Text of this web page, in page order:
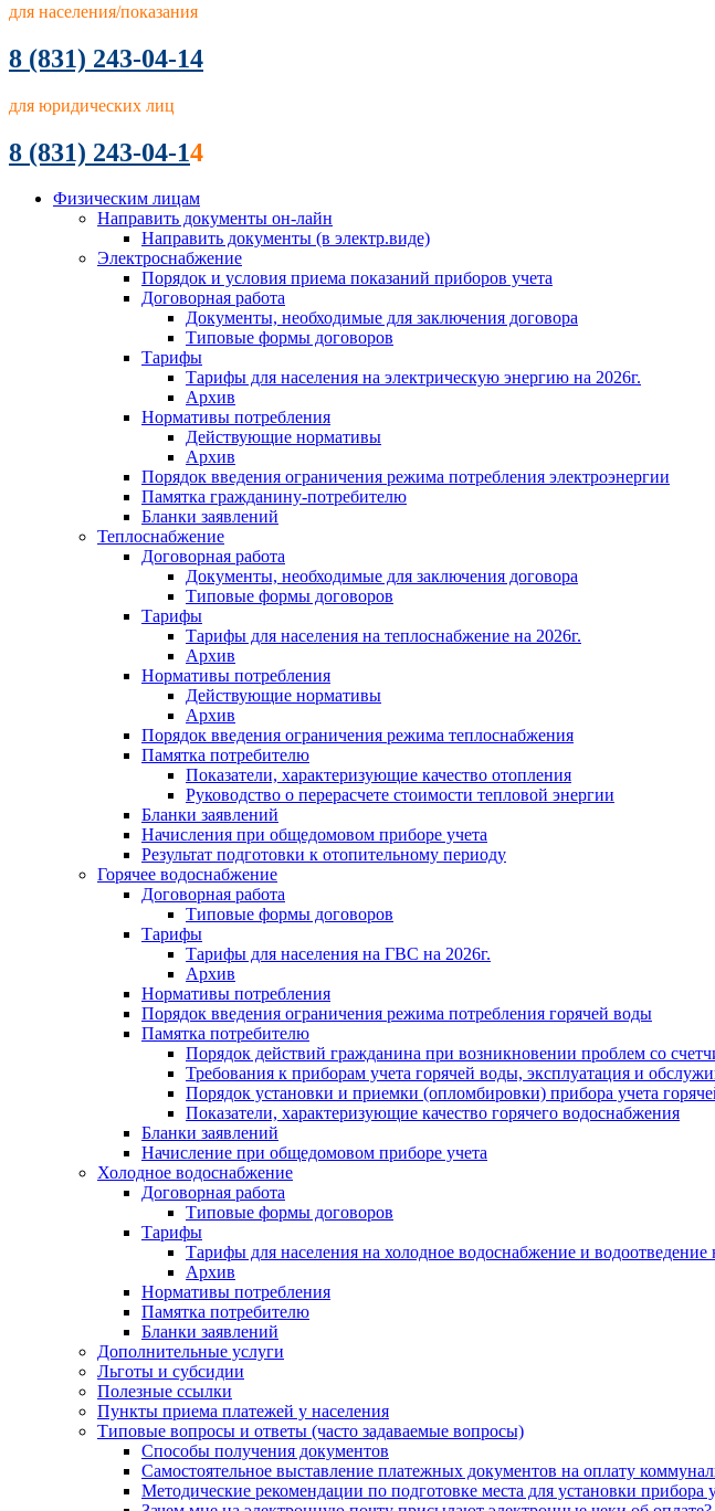
для населения/показания
8 (831) 243-04-14
для юридических лиц
8 (831) 243-04-14
Физическим лицам
Направить документы он-лайн
Направить документы (в электр.виде)
Электроснабжение
Порядок и условия приема показаний приборов учета
Договорная работа
Документы, необходимые для заключения договора
Типовые формы договоров
Тарифы
Тарифы для населения на электрическую энергию на 2026г.
Архив
Нормативы потребления
Действующие нормативы
Архив
Порядок введения ограничения режима потребления электроэнергии
Памятка гражданину-потребителю
Бланки заявлений
Теплоснабжение
Договорная работа
Документы, необходимые для заключения договора
Типовые формы договоров
Тарифы
Тарифы для населения на теплоснабжение на 2026г.
Архив
Нормативы потребления
Действующие нормативы
Архив
Порядок введения ограничения режима теплоснабжения
Памятка потребителю
Показатели, характеризующие качество отопления
Руководство о перерасчете стоимости тепловой энергии
Бланки заявлений
Начисления при общедомовом приборе учета
Результат подготовки к отопительному периоду
Горячее водоснабжение
Договорная работа
Типовые формы договоров
Тарифы
Тарифы для населения на ГВС на 2026г.
Архив
Нормативы потребления
Порядок введения ограничения режима потребления горячей воды
Памятка потребителю
Порядок действий гражданина при возникновении проблем со
Требования к приборам учета горячей воды, эксплуатация и
Порядок установки и приемки (опломбировки) прибора учета
Показатели, характеризующие качество горячего водоснабжения
Бланки заявлений
Начисление при общедомовом приборе учета
Холодное водоснабжение
Договорная работа
Типовые формы договоров
Тарифы
Тарифы для населения на холодное водоснабжение и водоотведение
Архив
Нормативы потребления
Памятка потребителю
Бланки заявлений
Дополнительные услуги
Льготы и субсидии
Полезные ссылки
Пункты приема платежей у населения
Типовые вопросы и ответы (часто задаваемые вопросы)
Способы получения документов
Самостоятельное выставление платежных документов на оплату
Методические рекомендации по подготовке места для установки прибора